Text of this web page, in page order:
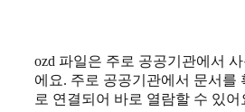
ozd 파일은 주로 공공기관에서
에요. 주로 공공기관에서 문서를
로 연결되어 바로 열람할 수 있어